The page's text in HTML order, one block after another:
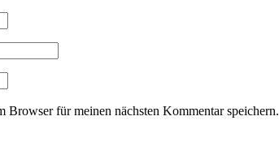
Browser für meinen nächsten Kommentar speichern.